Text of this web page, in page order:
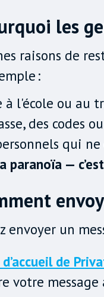
les
raisons de
:
l'école ou au
des codes
qui
paranoïa —
envoyer un
de
votre message